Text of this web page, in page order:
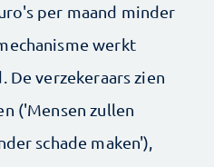
per maand minder
werkt
De verzekeraars zien
('Mensen zullen
schade maken'),